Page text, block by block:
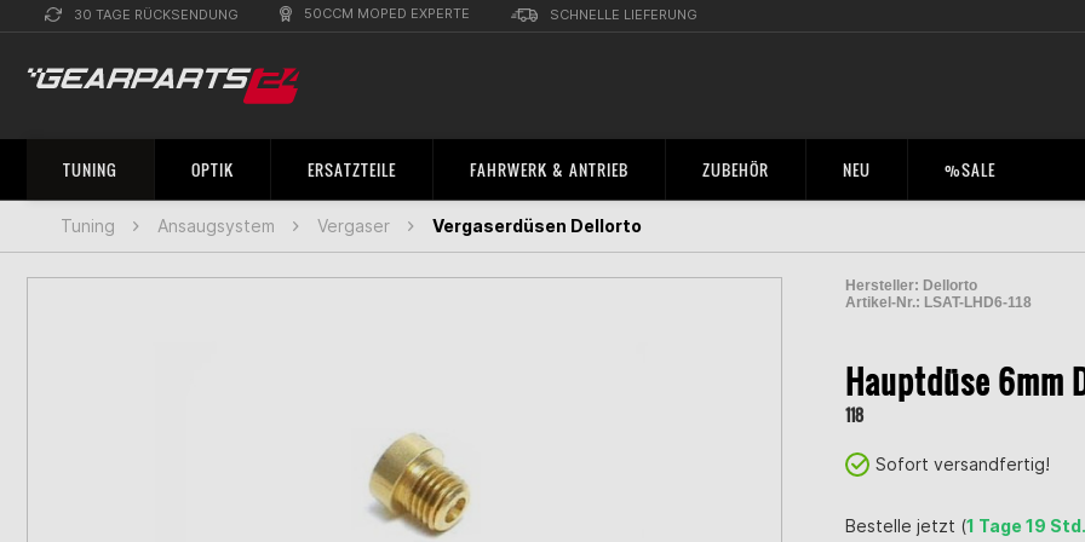
30 TAGE RÜCKSENDUNG 50CCM MOPED EXPERTE SCHNELLE LIEFERUNG
TUNING OPTIK ERSATZTEILE FAHRWERK & ANTRIEB ZUBEHÖR NEU %SALE
Tuning Ansaugsystem Vergaser Vergaserdüsen Dellorto
Hersteller: Dellorto
Artikel-Nr.: LSAT-LHD6-118
Hauptdüse 6mm
118
Sofort versandfertig!
Bestelle jetzt (1 Tage 19